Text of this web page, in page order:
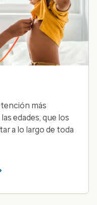
más
edades, que los
a lo largo de toda